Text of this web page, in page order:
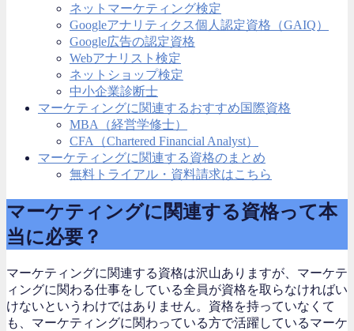
ネットマーケティング検定
Googleアナリティクス個人認定資格（GAIQ）
Google広告の認定資格
Webアナリスト検定
ネットショップ検定
中小企業診断士
マーケティングに関連するおすすめ国際資格
MBA（経営学修士）
CFA（Chartered Financial Analyst）
マーケティングに関連する資格のまとめ
無料トライアル・資料請求はこちら
マーケティングに関連する資格って本
当に必要？
マーケティングに関連する資格は沢山ありますが、マーケテ
ィングに関わる仕事をしている全員が資格を取らなければい
けないというわけではありません。資格を持っていなくて
も、マーケティングに関わっている方で活躍しているマーケ